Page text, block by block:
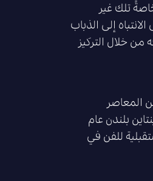
تلك غير
إلى الذباب
خلال التركيز
المعاصر
سيربينتاين بلندن عام
2018، وجائزة الأجيال المستقبلية للفن في